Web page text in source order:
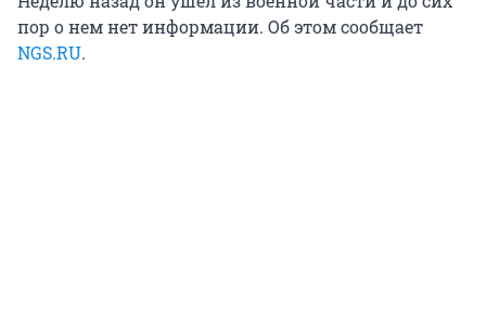
пор о нем нет информации. Об этом сообщает
NGS.RU.